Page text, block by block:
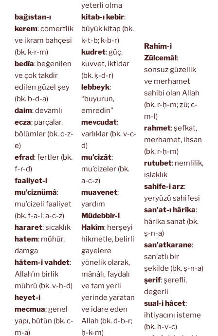
bağıstan-ı
kerem: cömertlik
ve ikram bahçesi
(bk. k-r-m)
bedîa: beğenilen
ve çok takdir
edilen güzel şey
(bk. b-d-a)
daim: devamlı
ecza: parçalar,
bölümler (bk. c-z-
e)
efrad: fertler (bk.
f-r-d)
faaliyet-i
mu’ciznümâ:
mu’cizeli faaliyet
(bk. f-a-l; a-c-z)
hararet: sıcaklık
hatem: mühür,
damga
hâtem-i vahdet:
Allah’ın birlik
mührü (bk. v-ḥ-d)
heyet-i
mecmua: genel
yapı, bütün (bk. c-
m-a)
yeterli olma
kitab-ı kebir:
büyük kitap (bk.
k-t-b; k-b-r)
kudret: güç,
kuvvet, iktidar
(bk. ḳ-d-r)
lebbeyk:
“buyurun,
emredin”
mevcudat:
varlıklar (bk. v-c-
d)
mu’cizât:
mu’cizeler (bk.
a-c-z)
muavenet:
yardım
Müdebbir-i
Hakîm: herşeyi
hikmetle, belirli
gayelere
yönelik olarak,
mânâlı, faydalı
ve tam yerli
yerinde yaratan
ve idare eden
Allah (bk. d-b-r;
ḥ-k-m)
Rahîm-i
Zülcemâl:
sonsuz güzellik
ve merhamet
sahibi olan Allah
(bk. r-ḥ-m; ẕü; c-
m-l)
rahmet: şefkat,
merhamet, ihsan
(bk. r-ḥ-m)
rutubet: nemlilik,
ıslaklık
sahife-i arz:
yeryüzü sahifesi
san’at-ı hârika:
hârika sanat (bk.
ṣ-n-a)
san’atkarane:
san’atlı bir
şekilde (bk. ṣ-n-a)
şerif: şerefli,
değerli
sual-i hâcet:
ihtiyacını isteme
(bk. h-v-c)